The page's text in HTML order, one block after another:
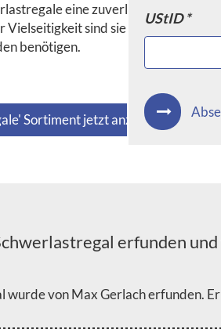
eine zuverlässige und
sind sie die ideale
benötigen.
Sortiment jetzt anzeigen
erfunden und
wurde von Max Gerlach erfunden.
UStID *